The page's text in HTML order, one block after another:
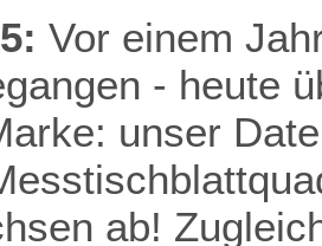
Vor einem
- heute
unser
ab!